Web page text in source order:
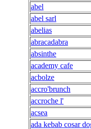
abel
abel sarl
abelias
abracadabra
absinthe
academy cafe
acbolze
accro'brunch
accroche l'
acsea
ada kebab cosar